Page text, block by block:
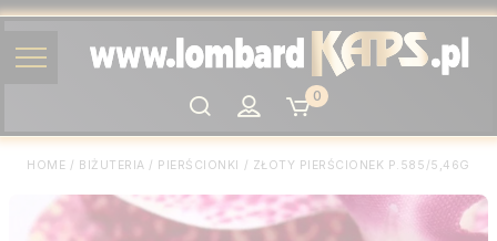
Szukaj
0
HOME / BIŻUTERIA / PIERŚCIONKI / ZŁOTY PIERŚCIONEK P.585/5,46G